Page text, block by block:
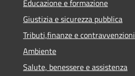
Educazione e formazione
Giustizia e sicurezza pubblica
Tributi,finanze e contravvenzioni
Ambiente
Salute, benessere e assistenza